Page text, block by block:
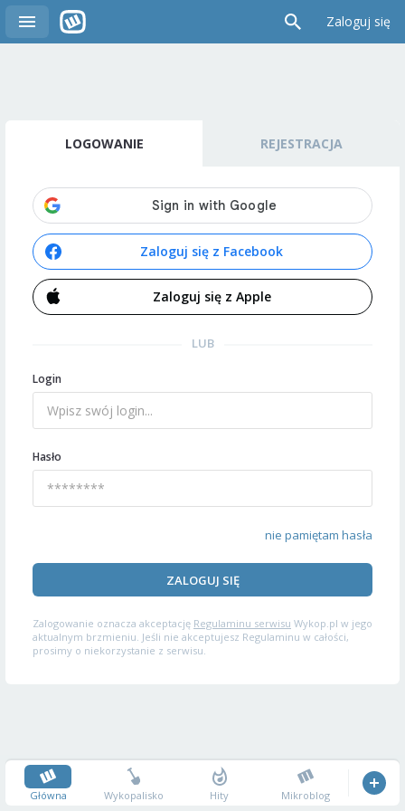
Zaloguj się
LOGOWANIE REJESTRACJA
Zaloguj się z Facebook
Zaloguj się z Apple
LUB
Login
Hasło
nie pamiętam hasła
ZALOGUJ SIĘ
Zalogowanie oznacza akceptację Regulaminu serwisu Wykop.pl w jego
aktualnym brzmieniu. Jeśli nie akceptujesz Regulaminu w całości,
prosimy o niekorzystanie z serwisu.
Główna Wykopalisko Hity Mikroblog